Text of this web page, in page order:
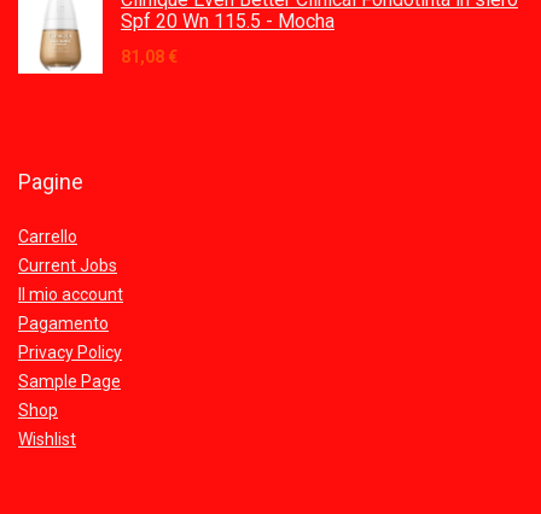
Spf 20 Wn 115.5 - Mocha
81,08 €
Pagine
Carrello
Current Jobs
Il mio account
Pagamento
Privacy Policy
Sample Page
Shop
Wishlist